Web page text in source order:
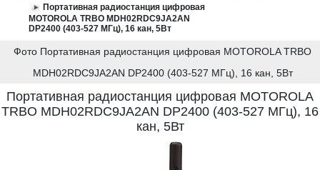
Портативная радиостанция цифровая
MOTOROLA TRBO MDH02RDC9JA2AN
DP2400 (403-527 МГц), 16 кан, 5Вт
Фото Портативная радиостанция цифровая MOTOROLA TRBO
MDH02RDC9JA2AN DP2400 (403-527 МГц), 16 кан, 5Вт
Портативная радиостанция цифровая MOTOROLA
TRBO MDH02RDC9JA2AN DP2400 (403-527 МГц), 16
кан, 5Вт